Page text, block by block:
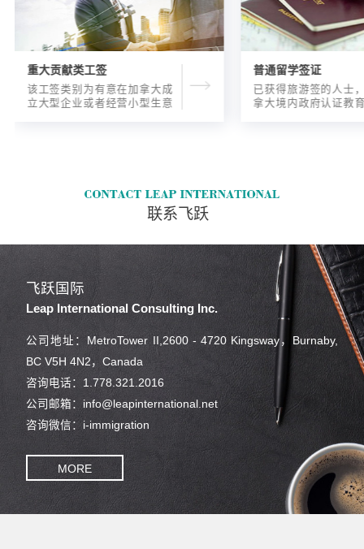
重大贡献类工签
该工签类别为有意在加拿大成
立大型企业或者经营小型生意
普通留学签证
已获得旅游签的人士
拿大境内政府认证教
联系飞跃
飞跃国际
Leap International Consulting Inc.
公司地址：MetroTower II,2600 - 4720 Kingsway，Burnaby,
BC V5H 4N2，Canada
咨询电话：1.778.321.2016
公司邮箱：info@leapinternational.net
咨询微信：i-immigration
MORE